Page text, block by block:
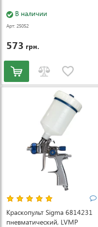
В наличии
Арт: 25052
573 грн.
Краскопульт Sigma 6814231
пневматический, LVMP